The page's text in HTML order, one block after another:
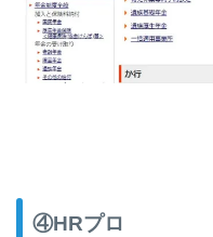
④HRプロ